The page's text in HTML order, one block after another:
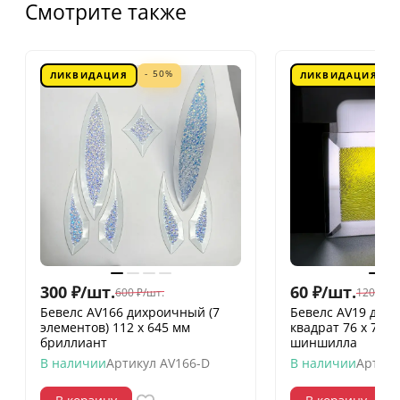
Смотрите также
ЛИКВИДАЦИЯ - 50%
300 ₽/шт.600 ₽/шт.
Бевелс AV166 дихроичный (7
элементов) 112 х 645 мм
бриллиант
В наличииАртикул AV166-D
ЛИКВИДАЦИЯ
60 ₽/шт.120
Бевелс AV19
квадрат 76 х 76
шиншилла
В наличии